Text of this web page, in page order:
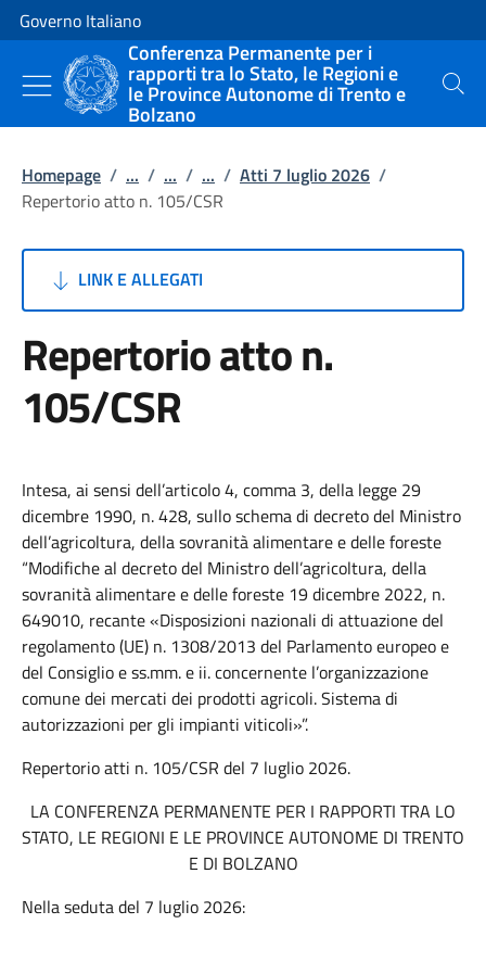
Vai al contenuto
Vai alla navigazione del sito
Governo Italiano
Conferenza Permanente per i
rapporti tra lo Stato, le Regioni e
le Province Autonome di Trento e
Bolzano
Cerca
Homepage / ... / ... / ... / Atti 7 luglio 2026 /
Repertorio atto n. 105/CSR
LINK E ALLEGATI
Repertorio atto n.
105/CSR
Intesa, ai sensi dell’articolo 4, comma 3, della legge 29
dicembre 1990, n. 428, sullo schema di decreto del Ministro
dell’agricoltura, della sovranità alimentare e delle foreste
“Modifiche al decreto del Ministro dell’agricoltura, della
sovranità alimentare e delle foreste 19 dicembre 2022, n.
649010, recante «Disposizioni nazionali di attuazione del
regolamento (UE) n. 1308/2013 del Parlamento europeo e
del Consiglio e ss.mm. e ii. concernente l’organizzazione
comune dei mercati dei prodotti agricoli. Sistema di
autorizzazioni per gli impianti viticoli»”.
Repertorio atti n. 105/CSR del 7 luglio 2026.
LA CONFERENZA PERMANENTE PER I RAPPORTI TRA LO
STATO, LE REGIONI E LE PROVINCE AUTONOME DI TRENTO
E DI BOLZANO
Nella seduta del 7 luglio 2026: